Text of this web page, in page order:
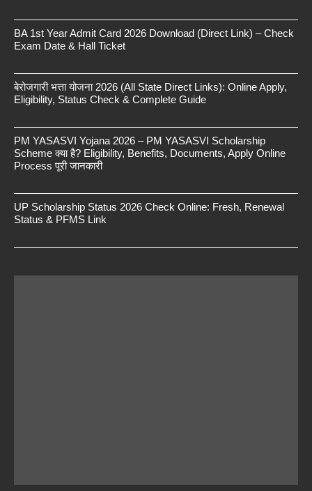
BA 1st Year Admit Card 2026 Download (Direct Link) – Check
Exam Date & Hall Ticket
बेरोजगारी भत्ता योजना 2026 (All State Direct Links): Online Apply,
Eligibility, Status Check & Complete Guide
PM YASASVI Yojana 2026 – PM YASASVI Scholarship
Scheme क्या है? Eligibility, Benefits, Documents, Apply Online
Process पूरी जानकारी
UP Scholarship Status 2026 Check Online: Fresh, Renewal
Status & PFMS Link